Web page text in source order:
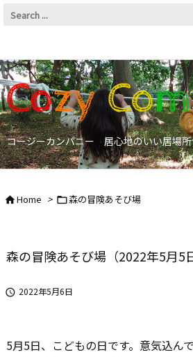
コージーカンパニー 居心地のいい居場所
Home > 森の冒険あそび場
森の冒険あそび場（2022年5月5
 2022年5月6日
5月5日、こどもの日です。意気込ん